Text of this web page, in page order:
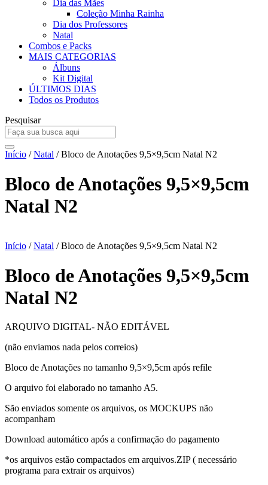
Dia das Mães
Coleção Minha Rainha
Dia dos Professores
Natal
Combos e Packs
MAIS CATEGORIAS
Álbuns
Kit Digital
ÚLTIMOS DIAS
Todos os Produtos
Pesquisar
Início /Natal / Bloco de Anotações 9,5×9,5cm Natal N2
Bloco de Anotações 9,5×9,5cm
Natal N2
Início /Natal / Bloco de Anotações 9,5×9,5cm Natal N2
Bloco de Anotações 9,5×9,5cm
Natal N2
ARQUIVO DIGITAL- NÃO EDITÁVEL
(não enviamos nada pelos correios)
Bloco de Anotações no tamanho 9,5×9,5cm após refile
O arquivo foi elaborado no tamanho A5.
São enviados somente os arquivos, os MOCKUPS não
acompanham
Download automático após a confirmação do pagamento
*os arquivos estão compactados em arquivos.ZIP ( necessário
programa para extrair os arquivos)